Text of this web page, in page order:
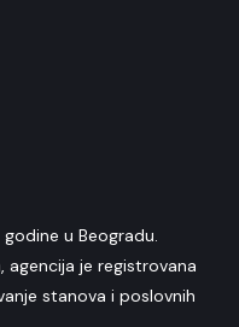
u Beogradu.
agencija je registrovana
stanova i poslovnih